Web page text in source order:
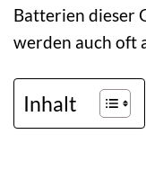
Batterien dieser
werden auch oft
Inhalt